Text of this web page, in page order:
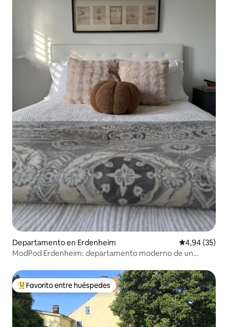
Departamento en Erdenheim Calificación
4,94 (35)
ModPod Erdenheim: departamento moderno de un
Favorito entre los huéspedes más destacados
Favorito entre huéspedes